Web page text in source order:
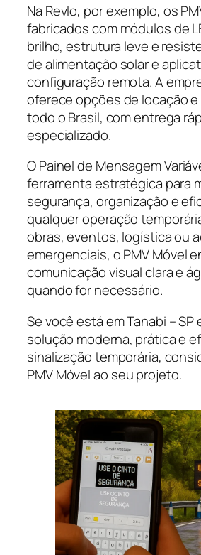
Na Revlo, por exemplo, os
fabricados com módulos de
brilho, estrutura leve e
de alimentação solar e
configuração remota. A
oferece opções de locação e
todo o Brasil, com entrega
especializado.
O Painel de Mensagem
ferramenta estratégica para
segurança, organização e
qualquer operação
obras, eventos, logística ou
emergenciais, o PMV Móvel
comunicação visual clara e
quando for necessário.
Se você está em Tanabi – SP
solução moderna, prática e
sinalização temporária,
PMV Móvel ao seu projeto.